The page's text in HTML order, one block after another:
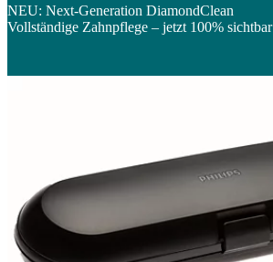
NEU: Next-Generation DiamondClean
Vollständige Zahnpflege – jetzt 100% sichtbar